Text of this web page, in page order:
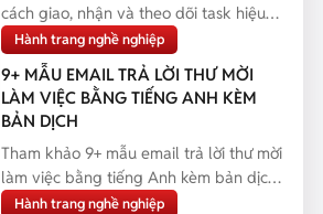
cách giao, nhận và theo dõi task hiệu
quả, giúp bạn q...
Hành trang nghề nghiệp
9+ MẪU EMAIL TRẢ LỜI THƯ MỜI
LÀM VIỆC BẰNG TIẾNG ANH KÈM
BẢN DỊCH
Tham khảo 9+ mẫu email trả lời thư mời
làm việc bằng tiếng Anh kèm bản dịch,
giúp bạn phản...
Hành trang nghề nghiệp